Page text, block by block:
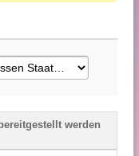
werden